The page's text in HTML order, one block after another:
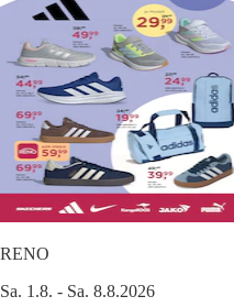
RENO
Sa. 1.8. - Sa. 8.8.2026